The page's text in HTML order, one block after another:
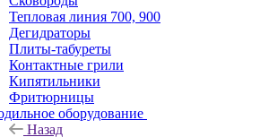
Тепловая линия 700, 900
Дегидраторы
Плиты-табуреты
Контактные грили
Кипятильники
Фритюрницы
оборудование
Назад